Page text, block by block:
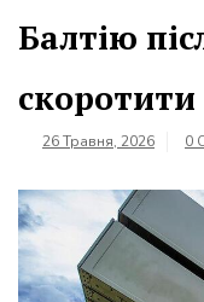
Балтію
скоротити
26 Травня, 2026 0